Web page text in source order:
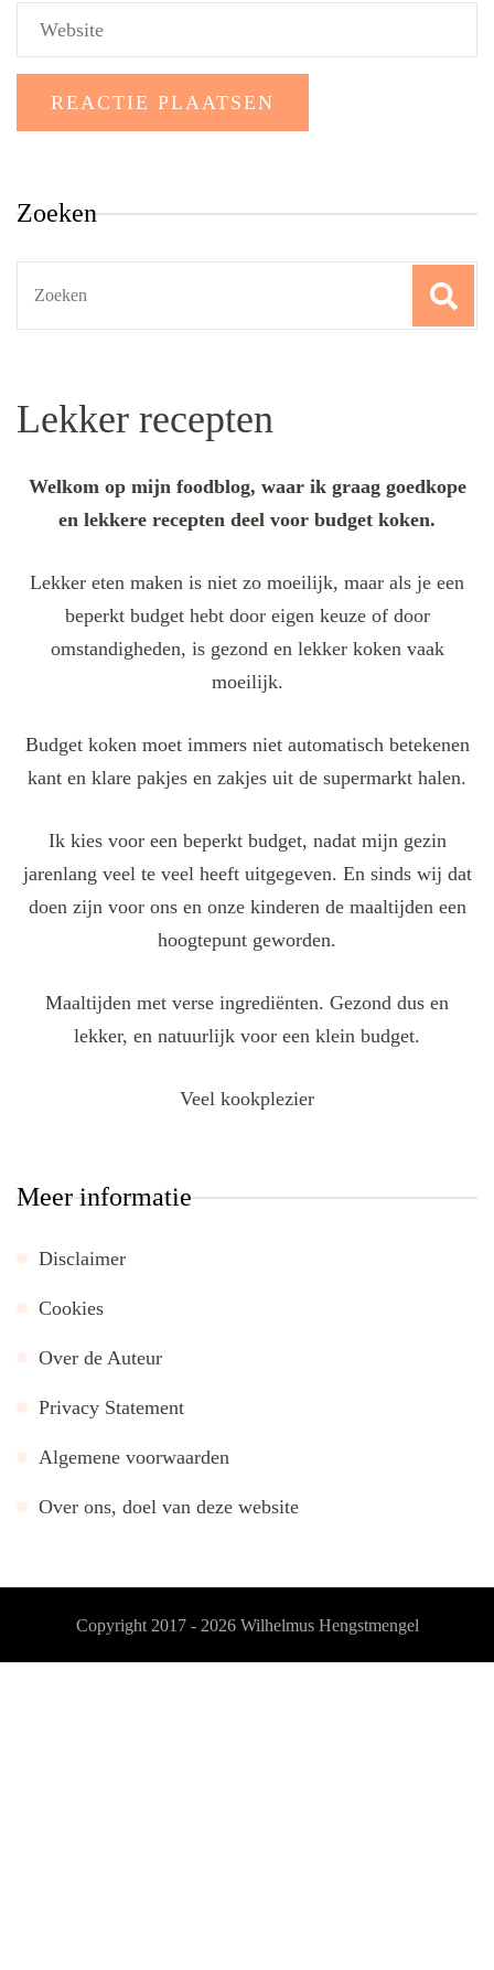
Zoeken
Lekker recepten
Welkom op mijn foodblog, waar ik graag goedkope
en lekkere recepten deel voor budget koken.
Lekker eten maken is niet zo moeilijk, maar als je een
beperkt budget hebt door eigen keuze of door
omstandigheden, is gezond en lekker koken vaak
moeilijk.
Budget koken moet immers niet automatisch betekenen
kant en klare pakjes en zakjes uit de supermarkt halen.
Ik kies voor een beperkt budget, nadat mijn gezin
jarenlang veel te veel heeft uitgegeven. En sinds wij dat
doen zijn voor ons en onze kinderen de maaltijden een
hoogtepunt geworden.
Maaltijden met verse ingrediënten. Gezond dus en
lekker, en natuurlijk voor een klein budget.
Veel kookplezier
Meer informatie
Disclaimer
Cookies
Over de Auteur
Privacy Statement
Algemene voorwaarden
Over ons, doel van deze website
Copyright 2017 - 2026 Wilhelmus Hengstmengel